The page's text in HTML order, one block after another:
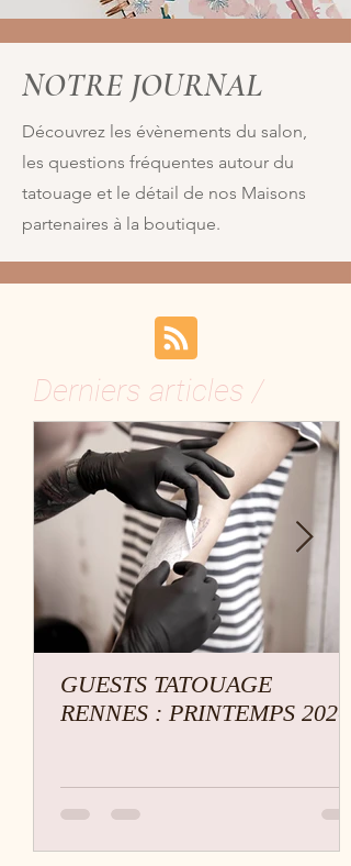
NOTRE JOURNAL
Découvrez les évènements du salon,
les questions fréquentes autour du
tatouage et le détail de nos Maisons
partenaires à la boutique.
Derniers articles /
GUESTS TATOUAGE
RENNES : PRINTEMPS 2026